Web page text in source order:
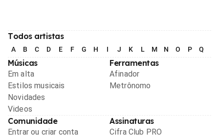
Todos artistas
A B C D E F G H I J K L M N O P Q
Músicas
Em alta
Estilos musicais
Novidades
Videos
Ferramentas
Afinador
Metrônomo
Comunidade
Entrar ou criar conta
Assinaturas
Cifra Club PRO